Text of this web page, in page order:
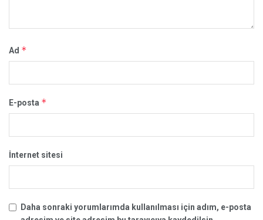
Ad *
E-posta *
İnternet sitesi
Daha sonraki yorumlarımda kullanılması için adım, e-posta